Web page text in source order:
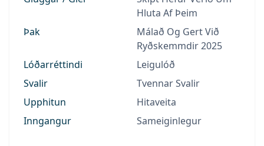
Hluta Af Þeim
Þak
Málað Og Gert Við
Ryðskemmdir 2025
Lóðarréttindi
Leigulóð
Svalir
Tvennar Svalir
Upphitun
Hitaveita
Inngangur
Sameiginlegur